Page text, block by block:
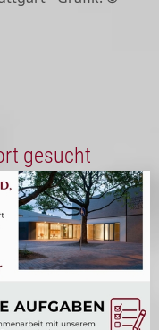
gesucht